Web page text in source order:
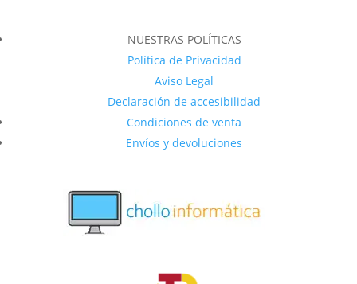
NUESTRAS POLÍTICAS
Política de Privacidad
Aviso Legal
Declaración de accesibilidad
Condiciones de venta
Envíos y devoluciones